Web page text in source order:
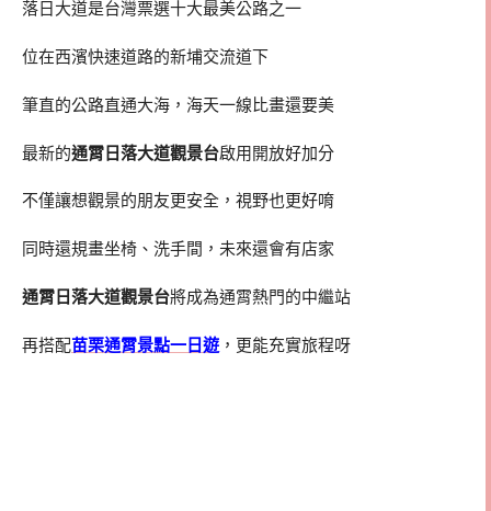
落日大道是台灣票選十大最美公路之一
位在西濱快速道路的新埔交流道下
筆直的公路直通大海，海天一線比畫還要美
最新的通霄日落大道觀景台啟用開放好加分
不僅讓想觀景的朋友更安全，視野也更好唷
同時還規畫坐椅、洗手間，未來還會有店家
通霄日落大道觀景台將成為通霄熱門的中繼站
再搭配苗栗通霄景點一日遊 ，更能充實旅程呀